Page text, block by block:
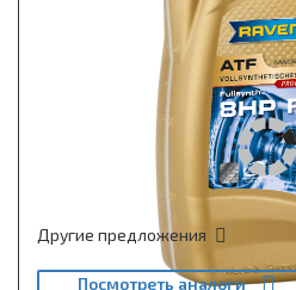
Другие предложения
Посмотреть аналоги